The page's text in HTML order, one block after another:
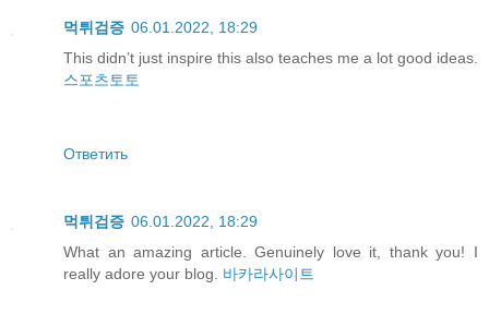
먹튀검증 06.01.2022, 18:29
This didn’t just inspire this also teaches me a lot good ideas.
스포츠토토
Ответить
먹튀검증 06.01.2022, 18:29
What an amazing article. Genuinely love it, thank you! I
really adore your blog. 바카라사이트